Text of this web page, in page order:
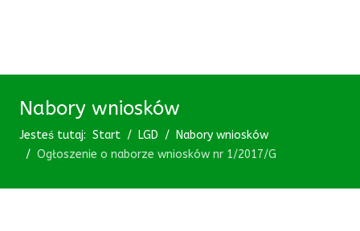
Nabory wniosków
Jesteś tutaj: Start LGD
Nabory wniosków
Ogłoszenie o naborze wniosków nr 1/2017/G